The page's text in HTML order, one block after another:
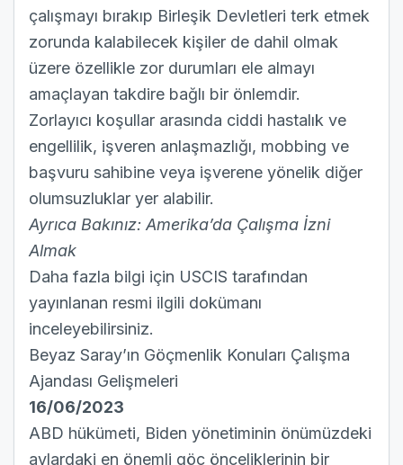
çalışmayı bırakıp Birleşik Devletleri terk etmek
zorunda kalabilecek kişiler de dahil olmak
üzere özellikle zor durumları ele almayı
amaçlayan takdire bağlı bir önlemdir.
Zorlayıcı koşullar arasında ciddi hastalık ve
engellilik, işveren anlaşmazlığı, mobbing ve
başvuru sahibine veya işverene yönelik diğer
olumsuzluklar yer alabilir.
Ayrıca Bakınız: Amerika’da Çalışma İzni
Almak
Daha fazla bilgi için USCIS tarafından
yayınlanan resmi ilgili dokümanı
inceleyebilirsiniz.
Beyaz Saray’ın Göçmenlik Konuları Çalışma
Ajandası Gelişmeleri
16/06/2023
ABD hükümeti, Biden yönetiminin önümüzdeki
aylardaki en önemli göç önceliklerinin bir